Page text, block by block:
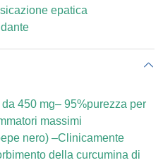
epatica
450 mg– 95%purezza per
massimi
nero) –Clinicamente
della curcumina di